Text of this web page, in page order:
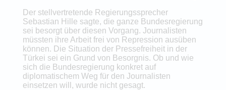
Der stellvertretende Regierungssprecher
Sebastian Hille sagte, die ganze Bundesregierung
sei besorgt über diesen Vorgang. Journalisten
müssten ihre Arbeit frei von Repression ausüben
können. Die Situation der Pressefreiheit in der
Türkei sei ein Grund von Besorgnis. Ob und wie
sich die Bundesregierung konkret auf
diplomatischem Weg für den Journalisten
einsetzen will, wurde nicht gesagt.